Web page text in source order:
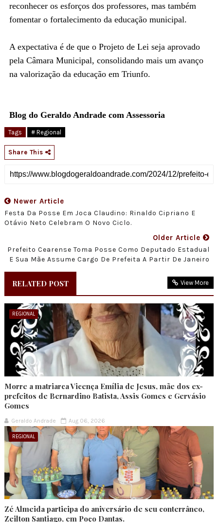
reconhecer os esforços dos professores, mas também
fomentar o fortalecimento da educação municipal.
A expectativa é de que o Projeto de Lei seja aprovado
pela Câmara Municipal, consolidando mais um avanço
na valorização da educação em Triunfo.
Blog do Geraldo Andrade com Assessoria
Tags # Regional
Share This
Newer Article
Festa Da Posse Em Joca Claudino: Rinaldo Cipriano E
Otávio Neto Celebram O Novo Ciclo.
Older Article
Prefeito Cearense Toma Posse Como Deputado Estadual
E Sua Mãe Assume Cargo De Prefeita A Partir De Janeiro
RELATED POST View More
REGIONAL
Morre a matriarca Vicença Emília de Jesus, mãe dos ex-
prefeitos de Bernardino Batista, Assis Gomes e Gervásio
Gomes
Geraldo Andrade Aug 06, 2026
REGIONAL
Zé Almeida participa do aniversário de seu conterrâneo,
Zeilton Santiago, em Poço Dantas.